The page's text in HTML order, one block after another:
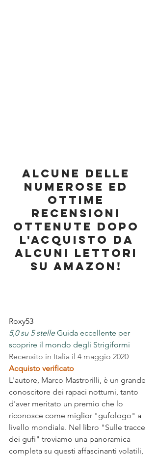
Alcune delle
numerose ed
ottime
recensioni
ottenute dopo
l'acquisto da
alcuni lettori
su Amazon!
Roxy53
5,0 su 5 stelle Guida eccellente per
scoprire il mondo degli Strigiformi
Recensito in Italia il 4 maggio 2020
Acquisto verificato
L'autore, Marco Mastrorilli, è un grande
conoscitore dei rapaci notturni, tanto
d'aver meritato un premio che lo
riconosce come miglior "gufologo" a
livello mondiale. Nel libro "Sulle tracce
dei gufi" troviamo una panoramica
completa su questi affascinanti volatili,